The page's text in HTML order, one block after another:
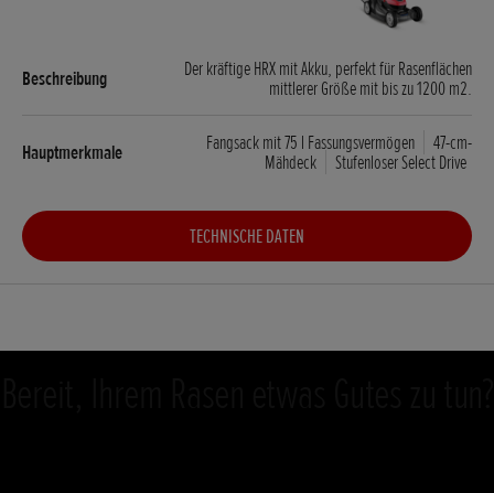
Der kräftige HRX mit Akku, perfekt für Rasenflächen
mittlerer Größe mit bis zu 1200 m2.
Fangsack mit 75 l Fassungsvermögen
47-cm-
Mähdeck
Stufenloser Select Drive
TECHNISCHE DATEN